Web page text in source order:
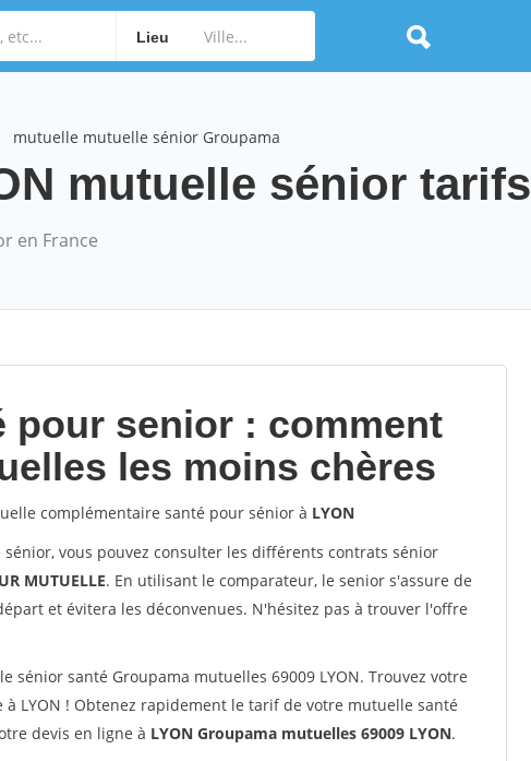
Lieu
mutuelle mutuelle sénior Groupama
mutuelle sénior tarifs
en France
pour senior : comment
les moins chères
complémentaire santé pour sénior à LYON
vous pouvez consulter les différents contrats sénior
MUTUELLE. En utilisant le comparateur, le senior s'assure de
et évitera les déconvenues. N'hésitez pas à trouver l'offre
sénior santé Groupama mutuelles 69009 LYON. Trouvez votre
LYON ! Obtenez rapidement le tarif de votre mutuelle santé
devis en ligne à LYON Groupama mutuelles 69009 LYON.